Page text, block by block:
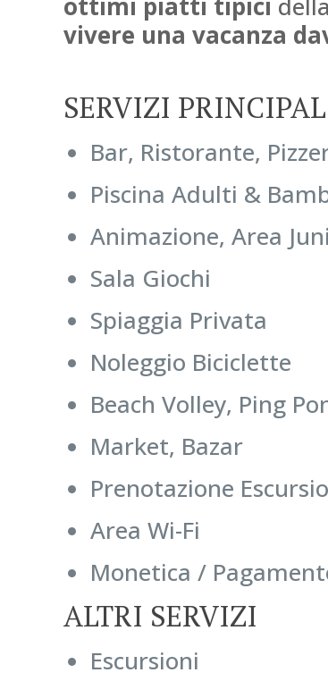
vivere una vacanza
SERVIZI
Bar, Ristorante,
Piscina Adulti &
Animazione, Area
Sala Giochi
Spiaggia Privata
Noleggio Biciclette
Beach Volley, Ping
Market, Bazar
Prenotazione
Area Wi-Fi
Monetica /
ALTRI SERVIZI
Escursioni